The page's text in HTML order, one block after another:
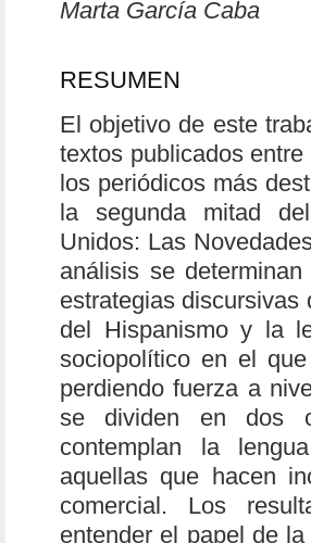
Marta García Caba
RESUMEN
El objetivo de este
textos publicados
los periódicos más
la segunda mitad
Unidos: Las
análisis se
estrategias discursivas
del Hispanismo y la
sociopolítico en el
perdiendo fuerza a
se dividen en dos
contemplan la
aquellas que hacen
comercial. Los
entender el papel de